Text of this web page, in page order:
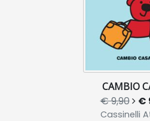
CAMBIO
€ 9,90 €
Cassinelli